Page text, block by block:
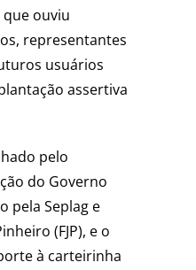
que ouviu
representantes
usuários
assertiva
pelo
do Governo
pela Seplag e
(FJP), e o
à carteirinha